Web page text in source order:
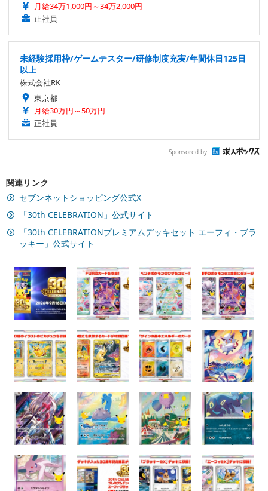
月給34万1,000円～34万2,000円
正社員
未経験採用枠/ゲームテスター/研修制度充実/年間休日125日
以上
株式会社RK
東京都
月給30万円～50万円
正社員
Sponsored by
関連リンク
セブンネットショッピング公式X
「30th CELEBRATION」公式サイト
「30th CELEBRATIONプレミアムデッキセット エーフィ・ブラ
ッキー」公式サイト